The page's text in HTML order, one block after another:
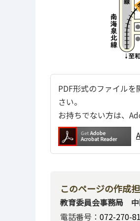
PDF形式のファイル
さい。
お持ちでない方は、
このページの作成
教育委員会事務局
電話番号： 072-270-